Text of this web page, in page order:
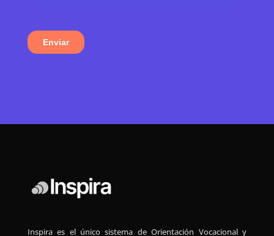
Inspira es el único sistema de Orientación Vocacional y